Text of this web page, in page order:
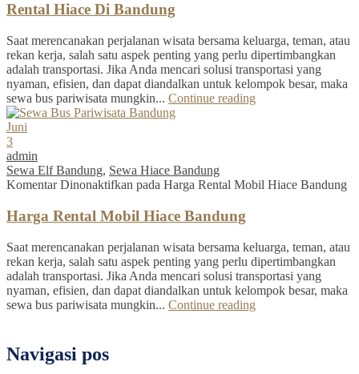
Rental Hiace Di Bandung
Saat merencanakan perjalanan wisata bersama keluarga, teman, atau
rekan kerja, salah satu aspek penting yang perlu dipertimbangkan
adalah transportasi. Jika Anda mencari solusi transportasi yang
nyaman, efisien, dan dapat diandalkan untuk kelompok besar, maka
sewa bus pariwisata mungkin... Continue reading
Juni
3
admin
Sewa Elf Bandung, Sewa Hiace Bandung
Komentar Dinonaktifkan pada Harga Rental Mobil Hiace Bandung
Harga Rental Mobil Hiace Bandung
Saat merencanakan perjalanan wisata bersama keluarga, teman, atau
rekan kerja, salah satu aspek penting yang perlu dipertimbangkan
adalah transportasi. Jika Anda mencari solusi transportasi yang
nyaman, efisien, dan dapat diandalkan untuk kelompok besar, maka
sewa bus pariwisata mungkin... Continue reading
Navigasi pos